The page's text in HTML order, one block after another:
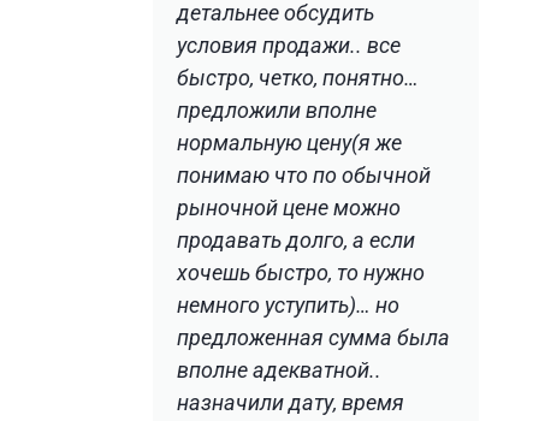
детальнее обсудить
условия продажи.. все
быстро, четко, понятно…
предложили вполне
нормальную цену(я же
понимаю что по обычной
рыночной цене можно
продавать долго, а если
хочешь быстро, то нужно
немного уступить)… но
предложенная сумма была
вполне адекватной..
назначили дату, время